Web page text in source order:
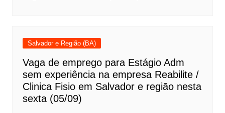
Salvador e Região (BA)
Vaga de emprego para Estágio Adm
sem experiência na empresa Reabilite /
Clinica Fisio em Salvador e região nesta
sexta (05/09)